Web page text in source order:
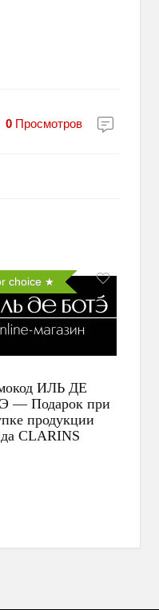
0 Просмотров
choice
ИЛЬ ДЕ
— Подарок при
продукции
CLARINS